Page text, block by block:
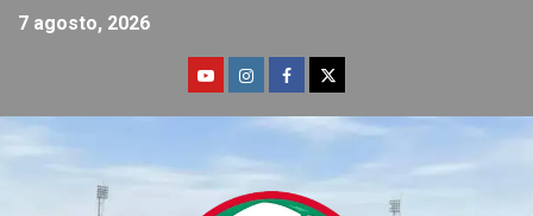
7 agosto, 2026